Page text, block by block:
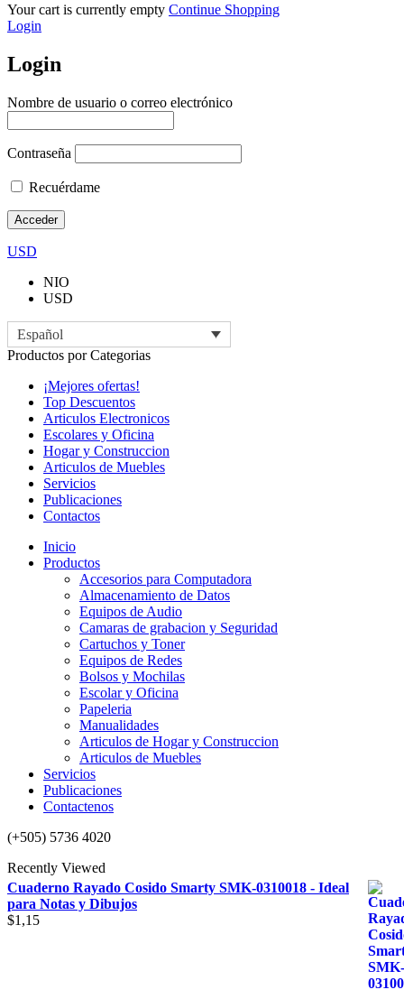
Your cart is currently empty Continue Shopping
Login
Login
Nombre de usuario o correo electrónico
Contraseña
Recuérdame
USD
NIO
USD
Español
Productos por Categorias
¡Mejores ofertas!
Top Descuentos
Articulos Electronicos
Escolares y Oficina
Hogar y Construccion
Articulos de Muebles
Servicios
Publicaciones
Contactos
Inicio
Productos
Accesorios para Computadora
Almacenamiento de Datos
Equipos de Audio
Camaras de grabacion y Seguridad
Cartuchos y Toner
Equipos de Redes
Bolsos y Mochilas
Escolar y Oficina
Papeleria
Manualidades
Articulos de Hogar y Construccion
Articulos de Muebles
Servicios
Publicaciones
Contactenos
(+505) 5736 4020
Recently Viewed
Cuaderno Rayado Cosido Smarty SMK-0310018 - Ideal
para Notas y Dibujos
$1,15